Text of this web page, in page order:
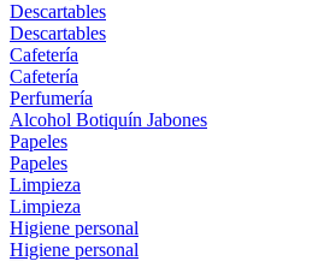
Descartables
Descartables
Cafetería
Cafetería
Perfumería
Alcohol Botiquín Jabones
Papeles
Papeles
Limpieza
Limpieza
Higiene personal
Higiene personal